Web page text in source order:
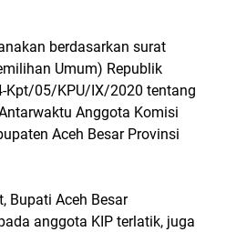
berdasarkan surat
Umum) Republik
Kpt/05/KPU/IX/2020 tentang
Anggota Komisi
Aceh Besar Provinsi
Bupati Aceh Besar
anggota KIP terlatik, juga